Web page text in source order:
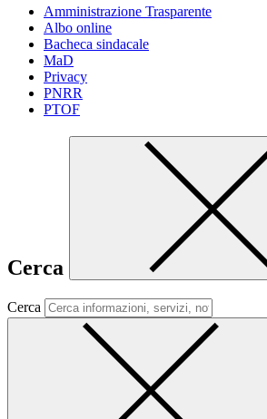
Amministrazione Trasparente
Albo online
Bacheca sindacale
MaD
Privacy
PNRR
PTOF
Cerca
Cerca